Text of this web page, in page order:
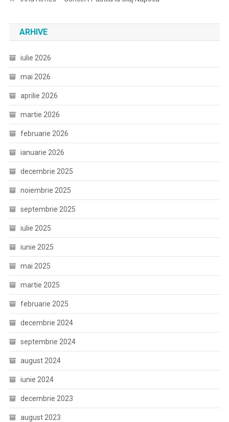
ARHIVE
iulie 2026
mai 2026
aprilie 2026
martie 2026
februarie 2026
ianuarie 2026
decembrie 2025
noiembrie 2025
septembrie 2025
iulie 2025
iunie 2025
mai 2025
martie 2025
februarie 2025
decembrie 2024
septembrie 2024
august 2024
iunie 2024
decembrie 2023
august 2023